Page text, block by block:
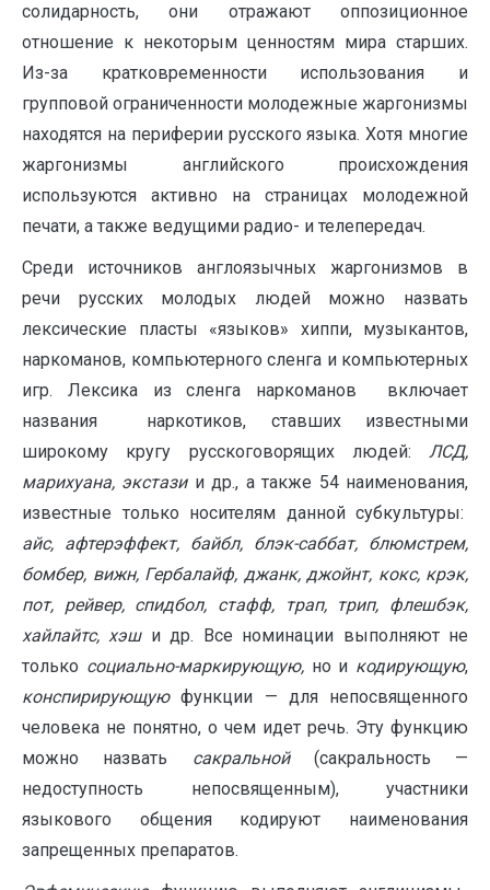
солидарность, они отражают оппозиционное
отношение к некоторым ценностям мира старших.
Из-за кратковременности использования и
групповой ограниченности молодежные жаргонизмы
находятся на периферии русского языка. Хотя многие
жаргонизмы английского происхождения
используются активно на страницах молодежной
печати, а также ведущими радио- и телепередач.
Среди источников англоязычных жаргонизмов в
речи русских молодых людей можно назвать
лексические пласты «языков» хиппи, музыкантов,
наркоманов, компьютерного сленга и компьютерных
игр. Лексика из сленга наркоманов включает
названия наркотиков, ставших известными
широкому кругу русскоговорящих людей: ЛСД,
марихуана, экстазии др., а также 54 наименования,
известные только носителям данной субкультуры:
айс, афтерэффект, байбл, блэк-саббат, блюмстрем,
бомбер, вижн, Гербалайф, джанк, джойнт, кокс, крэк,
пот, рейвер, спидбол, стафф, трап, трип, флешбэк,
хайлайтс, хэши др. Все номинации выполняют не
только социально-маркирующую,но и кодирующую,
конспирирующуюфункции — для непосвященного
человека не понятно, о чем идет речь. Эту функцию
можно назвать сакральной(сакральность —
недоступность непосвященным), участники
языкового общения кодируют наименования
запрещенных препаратов.